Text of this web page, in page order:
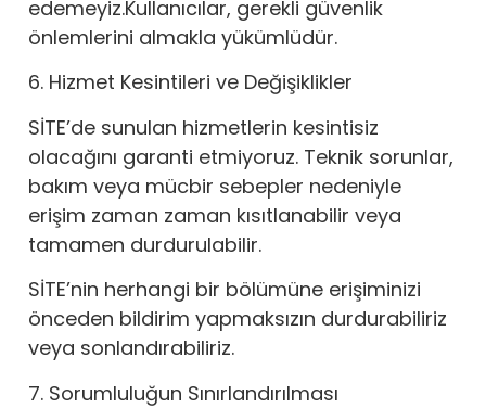
edemeyiz.Kullanıcılar, gerekli güvenlik
önlemlerini almakla yükümlüdür.
6. Hizmet Kesintileri ve Değişiklikler
SİTE’de sunulan hizmetlerin kesintisiz
olacağını garanti etmiyoruz. Teknik sorunlar,
bakım veya mücbir sebepler nedeniyle
erişim zaman zaman kısıtlanabilir veya
tamamen durdurulabilir.
SİTE’nin herhangi bir bölümüne erişiminizi
önceden bildirim yapmaksızın durdurabiliriz
veya sonlandırabiliriz.
7. Sorumluluğun Sınırlandırılması